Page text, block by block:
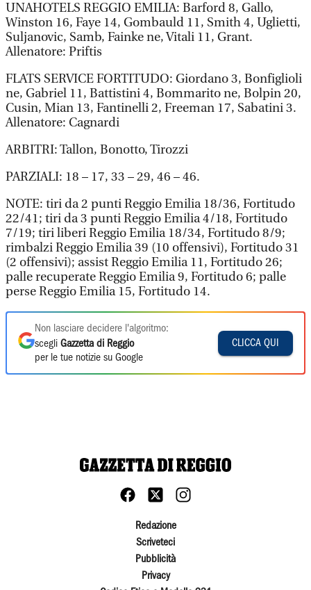
UNAHOTELS REGGIO EMILIA: Barford 8, Gallo,
Winston 16, Faye 14, Gombauld 11, Smith 4, Uglietti,
Suljanovic, Samb, Fainke ne, Vitali 11, Grant.
Allenatore: Priftis
FLATS SERVICE FORTITUDO: Giordano 3, Bonfiglioli
ne, Gabriel 11, Battistini 4, Bommarito ne, Bolpin 20,
Cusin, Mian 13, Fantinelli 2, Freeman 17, Sabatini 3.
Allenatore: Cagnardi
ARBITRI: Tallon, Bonotto, Tirozzi
PARZIALI: 18 – 17, 33 – 29, 46 – 46.
NOTE: tiri da 2 punti Reggio Emilia 18/36, Fortitudo
22/41; tiri da 3 punti Reggio Emilia 4/18, Fortitudo
7/19; tiri liberi Reggio Emilia 18/34, Fortitudo 8/9;
rimbalzi Reggio Emilia 39 (10 offensivi), Fortitudo 31
(2 offensivi); assist Reggio Emilia 11, Fortitudo 26;
palle recuperate Reggio Emilia 9, Fortitudo 6; palle
perse Reggio Emilia 15, Fortitudo 14.
Non lasciare decidere l'algoritmo:
scegli Gazzetta di Reggio
per le tue notizie su Google
CLICCA QUI
Redazione
Scriveteci
Pubblicità
Privacy